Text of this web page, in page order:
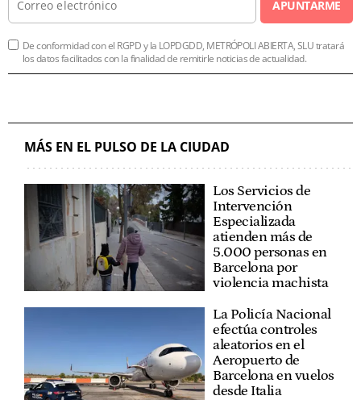
APUNTARME
De conformidad con el RGPD y la LOPDGDD, METRÓPOLI ABIERTA, SLU tratará
los datos facilitados con la finalidad de remitirle noticias de actualidad.
MÁS EN EL PULSO DE LA CIUDAD
Los Servicios de
Intervención
Especializada
atienden más de
5.000 personas en
Barcelona por
violencia machista
La Policía Nacional
efectúa controles
aleatorios en el
Aeropuerto de
Barcelona en vuelos
desde Italia